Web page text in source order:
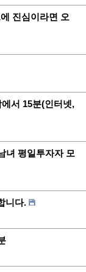
진심이라면 오
서 15분(인터넷,
녀 평일투자자 모
니다.